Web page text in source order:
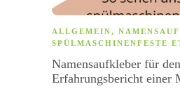
ALLGEMEIN,
SPÜLMASCHINENFESTE
Namensaufkleber für
Erfahrungsbericht einer